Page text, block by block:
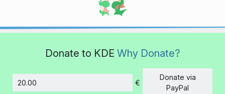
Donate to KDE Why Donate?
Amount
€
Donate via
PayPal